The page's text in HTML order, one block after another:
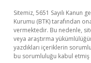
Sitemiz, 5651 Sayılı Kanun
Kurumu (BTK) tarafından
vermektedir. Bu nedenle,
veya araştırma
yazdıkları içeriklerin
bu sorumluluğu kabul etmiş